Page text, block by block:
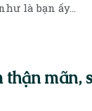
là bạn ấy...
thận mãn,